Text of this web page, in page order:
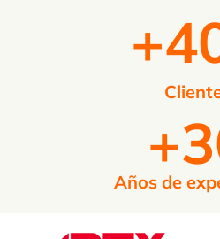
+
Años de
+